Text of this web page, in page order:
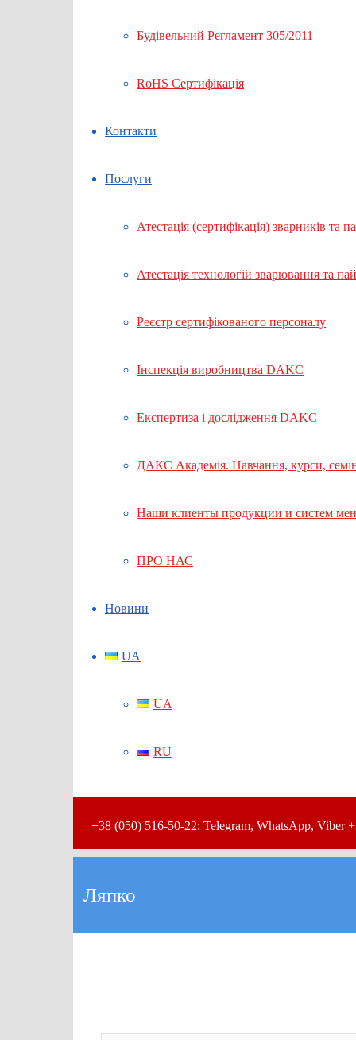
Будівельний Регламент 305/2011
RoHS Сертифікація
Контакти
Послуги
Атестація (сертифікація) зварників та
Атестація технологій зварювання та
Реєстр сертифікованого персоналу
Інспекція виробництва DAKC
Експертиза і дослідження DAKC
ДАКС Академія. Навчання, курси,
Наши клиенты продукции и систем
ПРО НАС
Новини
UA
UA
RU
+38 (050) 516-50-22: Telegram, WhatsApp, Viber
Ляпко